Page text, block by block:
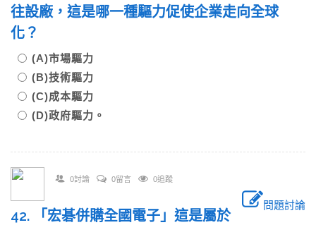
往設廠，這是哪一種驅力促使企業走向全球
化？
(A)市場驅力
(B)技術驅力
(C)成本驅力
(D)政府驅力。
0討論 0留言 0追蹤
問題討論
42. 「宏碁併購全國電子」這是屬於